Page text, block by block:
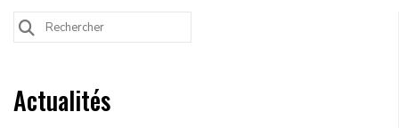
Search
for:
Actualités